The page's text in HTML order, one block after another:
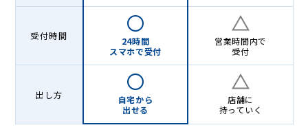
受付時間
24時間
スマホで受付
営業時間内で
受付
出し方
自宅から
出せる
店舗に
持っていく